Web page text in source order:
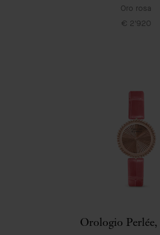
Oro rosa
€ 2'920
Orologio Perlée,